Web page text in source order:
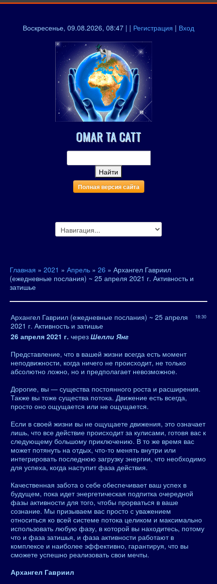
Воскресенье, 09.08.2026, 08:47 | | Регистрация | Вход
OMAR TA CATT
Полная версия сайта
Главная » 2021 » Апрель » 26 » Архангел Гавриил
(ежедневные послания) ~ 25 апреля 2021 г. Активность и
затишье
18:30
Архангел Гавриил (ежедневные послания) ~ 25 апреля
2021 г. Активность и затишье
26 апреля 2021 г. через Шелли Янг
Представление, что в вашей жизни всегда есть момент
неподвижности, когда ничего не происходит, не только
абсолютно ложно, но и предполагает невозможное.
Дорогие, вы — существа постоянного роста и расширения.
Также вы тоже существа потока. Движение есть всегда,
просто оно ощущается или не ощущается.
Если в своей жизни вы не ощущаете движения, это означает
лишь, что все действие происходит за кулисами, готовя вас к
следующему большому приключению. В то же время вас
может потянуть на отдых, что-то менять внутри или
интегрировать последнюю загрузку энергии, что необходимо
для успеха, когда наступит фаза действия.
Качественная забота о себе обеспечивает ваш успех в
будущем, пока идет энергетическая подпитка очередной
фазы активности для того, чтобы прорваться в ваше
сознание. Мы призываем вас просто с уважением
относиться ко всей системе потока целиком и максимально
использовать любую фазу, в которой вы находитесь, потому
что и фаза затишья, и фаза активности работают в
комплексе и наиболее эффективно, гарантируя, что вы
сможете успешно реализовать свои мечты.
Архангел Гавриил